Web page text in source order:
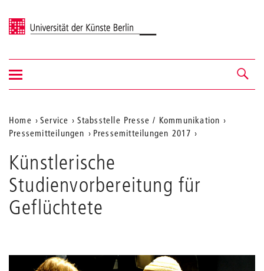
Universität der Künste Berlin
Navigation &
Suche
Navigation
ein-/ausblenden
Aktuelle
Position
auf
der
Webseite
Home Service
Stabsstelle Presse / Kommunikation
Pressemitteilungen
Pressemitteilungen 2017
Künstlerische
Studienvorbereitung für
Geflüchtete